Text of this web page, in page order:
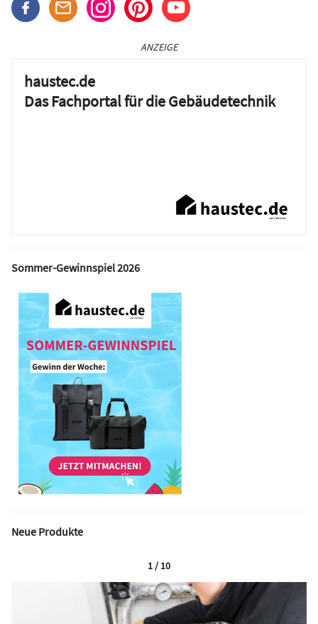
ANZEIGE
haustec.de
Das Fachportal für die Gebäudetechnik
Sommer-Gewinnspiel 2026
Neue Produkte
1 / 10